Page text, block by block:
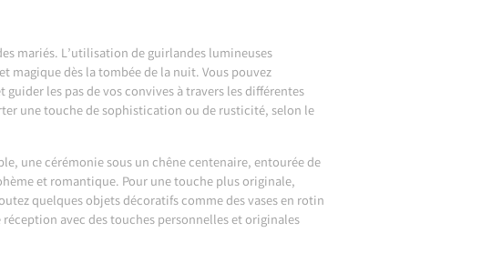
mariés. L’utilisation de guirlandes lumineuses
magique dès la tombée de la nuit. Vous pouvez
les pas de vos convives à travers les différentes
une touche de sophistication ou de rusticité, selon le
une cérémonie sous un chêne centenaire, entourée de
et romantique. Pour une touche plus originale,
quelques objets décoratifs comme des vases en rotin
avec des touches personnelles et originales